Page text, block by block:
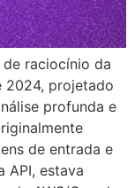
raciocínio da
2024, projetado
profunda e
de entrada e
API, estava